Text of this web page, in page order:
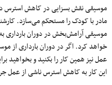
موسیقی نقش بسزایی در کاهش استرس
مادر با کودک را مستحکم می‌سازد.
موسیقی آرامش‌بخش در دوران
خواهد کرد. اگر در دوران بارداری از
عمل نیز همین کار را بکنید و
این کار به کاهش استرس ناشی از